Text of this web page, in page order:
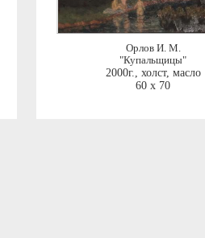
Орлов И. М.
"Купальщицы"
2000г., холст, масло
60 x 70